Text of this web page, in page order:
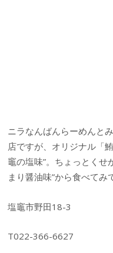
ニラなんばんらーめんと
店ですが、オリジナル「
竈の塩味”。ちょっとくせ
まり醤油味”から食べてみ
塩竈市野田18-3
T022-366-6627